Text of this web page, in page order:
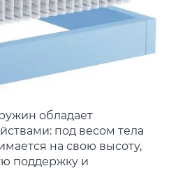
обладает
под весом тела
на свою высоту,
поддержку и